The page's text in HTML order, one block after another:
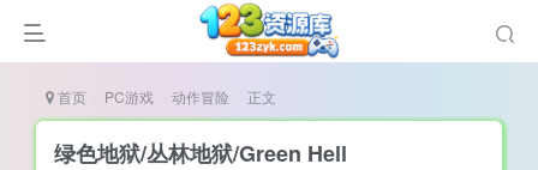
首页 PC游戏 动作冒险 正文
绿色地狱/丛林地狱/Green Hell